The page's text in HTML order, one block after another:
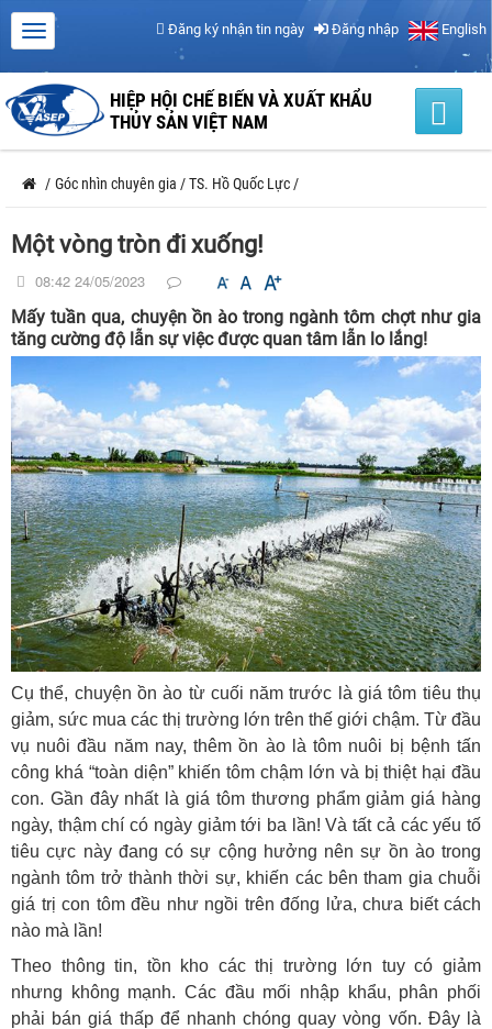
Đăng ký nhận tin ngày Đăng nhập English
HIỆP HỘI CHẾ BIẾN VÀ XUẤT KHẨU
THỦY SẢN VIỆT NAM
/ Góc nhìn chuyên gia /TS. Hồ Quốc Lực /
Một vòng tròn đi xuống!
08:42 24/05/2023
Mấy tuần qua, chuyện ồn ào trong ngành tôm chợt như gia
tăng cường độ lẫn sự việc được quan tâm lẫn lo lắng!
Cụ thể, chuyện ồn ào từ cuối năm trước là giá tôm tiêu thụ
giảm, sức mua các thị trường lớn trên thế giới chậm. Từ đầu
vụ nuôi đầu năm nay, thêm ồn ào là tôm nuôi bị bệnh tấn
công khá “toàn diện” khiến tôm chậm lớn và bị thiệt hại đầu
con. Gần đây nhất là giá tôm thương phẩm giảm giá hàng
ngày, thậm chí có ngày giảm tới ba lần! Và tất cả các yếu tố
tiêu cực này đang có sự cộng hưởng nên sự ồn ào trong
ngành tôm trở thành thời sự, khiến các bên tham gia chuỗi
giá trị con tôm đều như ngồi trên đống lửa, chưa biết cách
nào mà lần!
Theo thông tin, tồn kho các thị trường lớn tuy có giảm
nhưng không mạnh. Các đầu mối nhập khẩu, phân phối
phải bán giá thấp để nhanh chóng quay vòng vốn. Đây là